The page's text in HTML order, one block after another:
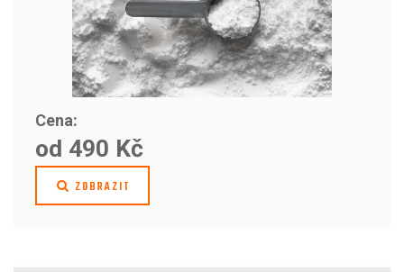
Cena:
od 490 Kč
ZOBRAZIT